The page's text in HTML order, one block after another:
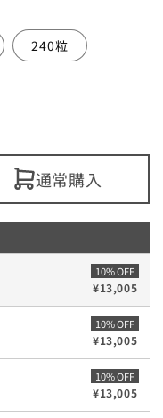
240粒
通常購入
10% OFF
¥13,005
10% OFF
¥13,005
10% OFF
¥13,005